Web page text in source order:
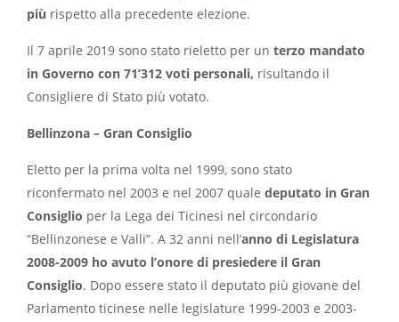
più rispetto alla precedente elezione.
Il 7 aprile 2019 sono stato rieletto per un terzo mandato
in Governo con 71’312 voti personali, risultando il
Consigliere di Stato più votato.
Bellinzona – Gran Consiglio
Eletto per la prima volta nel 1999, sono stato
riconfermato nel 2003 e nel 2007 quale deputato in Gran
Consiglio per la Lega dei Ticinesi nel circondario
“Bellinzonese e Valli”. A 32 anni nell’anno di Legislatura
2008-2009 ho avuto l’onore di presiedere il Gran
Consiglio. Dopo essere stato il deputato più giovane del
Parlamento ticinese nelle legislature 1999-2003 e 2003-